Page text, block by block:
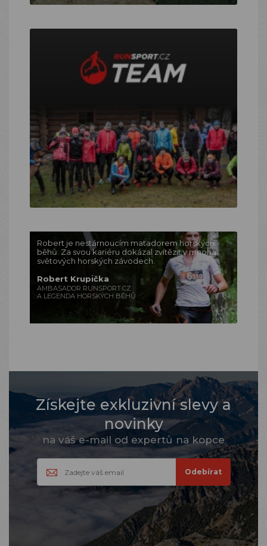
Robert je nestárnoucím matadorem horských
běhů. Za svou kariéru dokázal zvítězit v mnoha
světových horských závodech.
Robert Krupička
AMBASADOR RUNSPORT.CZ
A LEGENDA HORSKÝCH BĚHŮ
Získejte exkluzivní slevy a
novinky
na váš e-mail od expertů na kopce